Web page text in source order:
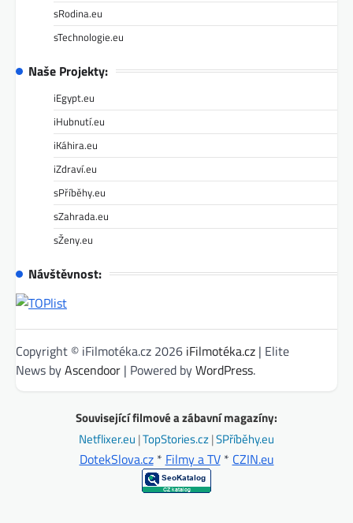
sRodina.eu
sTechnologie.eu
Naše Projekty:
iEgypt.eu
iHubnutí.eu
iKáhira.eu
iZdraví.eu
sPříběhy.eu
sZahrada.eu
sŽeny.eu
Návštěvnost:
Copyright © iFilmotéka.cz 2026 iFilmotéka.cz | Elite
News byAscendoor | Powered byWordPress.
Související filmové a zábavní magazíny:
Netflixer.eu |TopStories.cz|SPříběhy.eu
DotekSlova.cz* Filmy a TV* CZIN.eu